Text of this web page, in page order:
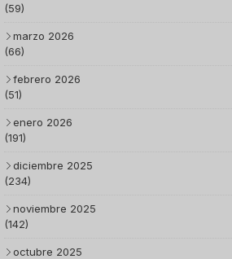
(59)
marzo 2026
(66)
febrero 2026
(51)
enero 2026
(191)
diciembre 2025
(234)
noviembre 2025
(142)
octubre 2025